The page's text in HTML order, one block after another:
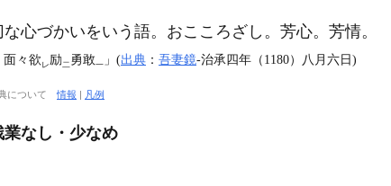
心づかいをいう語。おこころざし。芳心。芳情。
面々欲 レ 励 二 勇敢一 」(出典 ： 吾妻鏡‐治承四年（1180）八月六日)
典について情報 | 凡例
なし・少なめ